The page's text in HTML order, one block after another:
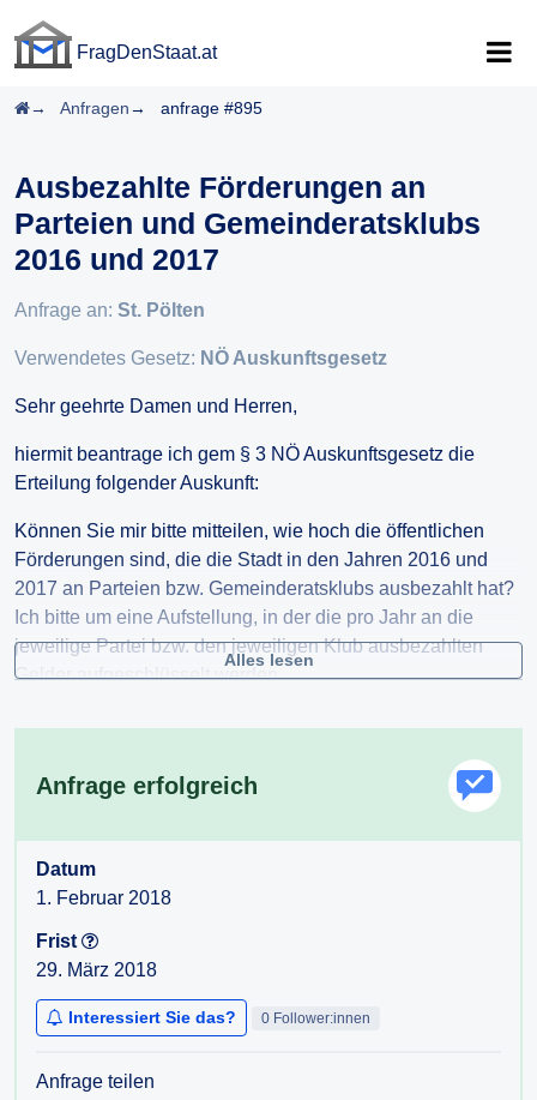
FragDenStaat.at
Startseite
Anfragen anfrage #895
Ausbezahlte Förderungen an
Parteien und Gemeinderatsklubs
2016 und 2017
Anfrage an: St. Pölten
Verwendetes Gesetz: NÖ Auskunftsgesetz
Sehr geehrte Damen und Herren,
hiermit beantrage ich gem § 3 NÖ Auskunftsgesetz die
Erteilung folgender Auskunft:
Können Sie mir bitte mitteilen, wie hoch die öffentlichen
Förderungen sind, die die Stadt in den Jahren 2016 und
2017 an Parteien bzw. Gemeinderatsklubs ausbezahlt hat?
Ich bitte um eine Aufstellung, in der die pro Jahr an die
jeweilige Partei bzw. den jeweiligen Klub ausbezahlten
Gelder aufgeschlüsselt werden.
Mit freundlichen Grüßen,
Alles lesen
Anfrage erfolgreich
Datum
1. Februar 2018
Frist
29. März 2018
Interessiert Sie das? 0 Follower:innen
Anfrage teilen